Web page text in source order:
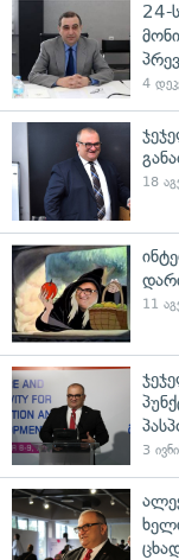
24-
4
18
11
3